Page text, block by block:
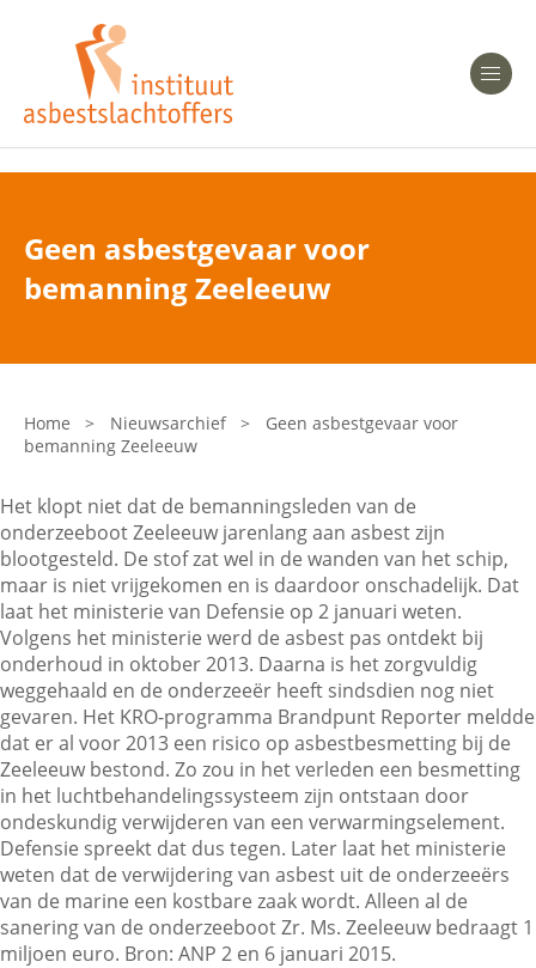
Heeft u Mesothelioom?
Heeft u Asbestose?
Asbest en Gezondheid
Laatste nieuws
Onze organisatie
Veelgestelde vragen
Contactgegevens
Zoeken
Geen asbestgevaar voor
bemanning Zeeleeuw
Home > Nieuwsarchief >
Geen asbestgevaar voor
bemanning Zeeleeuw
Het klopt niet dat de bemanningsleden van de
onderzeeboot Zeeleeuw jarenlang aan asbest zijn
blootgesteld. De stof zat wel in de wanden van het schip,
maar is niet vrijgekomen en is daardoor onschadelijk. Dat
laat het ministerie van Defensie op 2 januari weten.
Volgens het ministerie werd de asbest pas ontdekt bij
onderhoud in oktober 2013. Daarna is het zorgvuldig
weggehaald en de onderzeeër heeft sindsdien nog niet
gevaren. Het KRO-programma Brandpunt Reporter meldde
dat er al voor 2013 een risico op asbestbesmetting bij de
Zeeleeuw bestond. Zo zou in het verleden een besmetting
in het luchtbehandelingssysteem zijn ontstaan door
ondeskundig verwijderen van een verwarmingselement.
Defensie spreekt dat dus tegen. Later laat het ministerie
weten dat de verwijdering van asbest uit de onderzeeërs
van de marine een kostbare zaak wordt. Alleen al de
sanering van de onderzeeboot Zr. Ms. Zeeleeuw bedraagt 1
miljoen euro. Bron: ANP 2 en 6 januari 2015.